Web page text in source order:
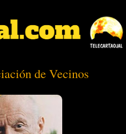
de Vecinos